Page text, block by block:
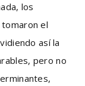
los
tomaron el
así la
pero no